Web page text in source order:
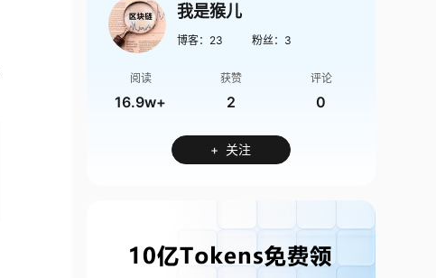
我是猴儿
博客： 23 粉丝： 3
阅读
16.9w+
获赞
2
评论
0
+ 关注